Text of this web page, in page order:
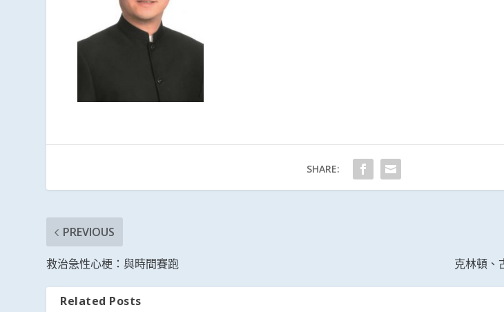
SHARE:
PREVIOUS
救治急性心梗：與時間賽跑 克林頓、
Related Posts